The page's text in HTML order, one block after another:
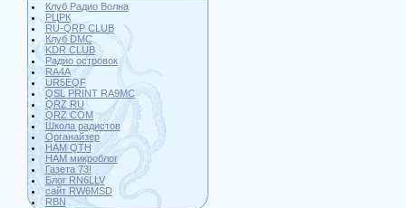
Клуб Радио Волна
РЦРК
RU-QRP CLUB
Клуб DMC
KDR CLUB
Радио островок
RA4A
UR5EQF
QSL PRINT RA9MC
QRZ RU
QRZ COM
Школа радистов
Органайзер
HAM QTH
HAM микроблог
Газета 73!
Блог RN6LLV
сайт RW6MSD
RBN